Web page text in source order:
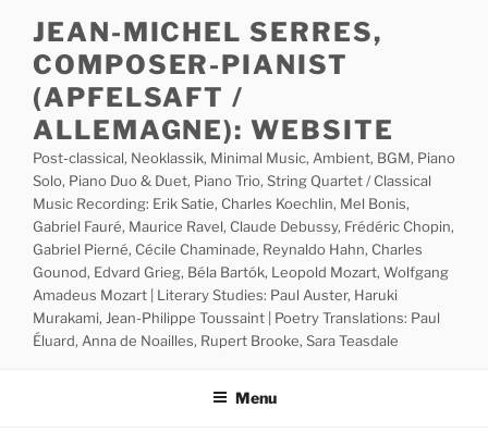
content
JEAN-MICHEL SERRES,
COMPOSER-PIANIST
(APFELSAFT /
ALLEMAGNE): WEBSITE
Post-classical, Neoklassik, Minimal Music, Ambient, BGM, Piano
Solo, Piano Duo & Duet, Piano Trio, String Quartet / Classical
Music Recording: Erik Satie, Charles Koechlin, Mel Bonis,
Gabriel Fauré, Maurice Ravel, Claude Debussy, Frédéric Chopin,
Gabriel Pierné, Cécile Chaminade, Reynaldo Hahn, Charles
Gounod, Edvard Grieg, Béla Bartók, Leopold Mozart, Wolfgang
Amadeus Mozart | Literary Studies: Paul Auster, Haruki
Murakami, Jean-Philippe Toussaint | Poetry Translations: Paul
Éluard, Anna de Noailles, Rupert Brooke, Sara Teasdale
Menu